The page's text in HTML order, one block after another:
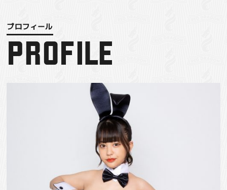
PROFILE